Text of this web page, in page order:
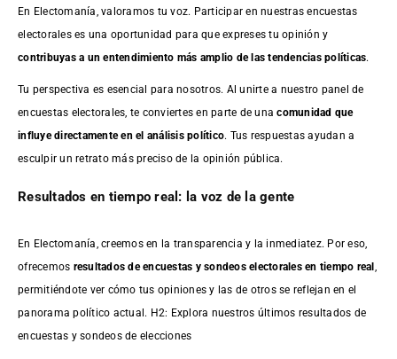
En Electomanía, valoramos tu voz. Participar en nuestras encuestas
electorales es una oportunidad para que expreses tu opinión y
contribuyas a un entendimiento más amplio de las tendencias políticas.
Tu perspectiva es esencial para nosotros. Al unirte a nuestro panel de
encuestas electorales, te conviertes en parte de unacomunidad que
influye directamente en el análisis político. Tus respuestas ayudan a
esculpir un retrato más preciso de la opinión pública.
Resultados en tiempo real: la voz de la gente
En Electomanía, creemos en la transparencia y la inmediatez. Por eso,
ofrecemos resultados deencuestas y sondeos electorales en tiempo real
permitiéndote ver cómo tus opiniones y las de otros se reflejan en el
panorama político actual. H2: Explora nuestros últimos resultados de
encuestas y sondeos de elecciones